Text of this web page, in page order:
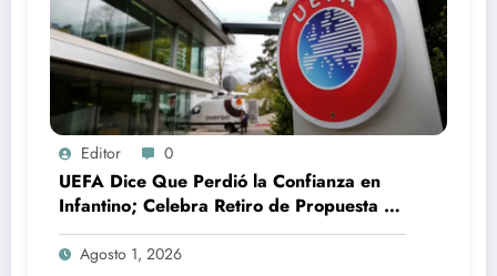
Editor 0
UEFA Dice Que Perdió la Confianza en
Infantino; Celebra Retiro de Propuesta de
la FIFA
Agosto 1, 2026